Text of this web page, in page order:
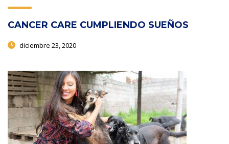
CANCER CARE CUMPLIENDO SUEÑOS
diciembre 23, 2020